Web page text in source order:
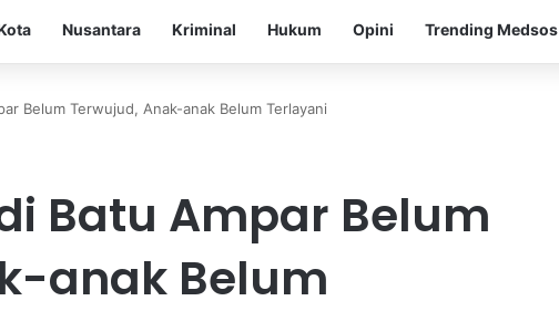
Nusantara Kriminal Hukum Opini Trending Medsos
Belum Terwujud, Anak-anak Belum Terlayani
Batu Ampar Belum
anak Belum